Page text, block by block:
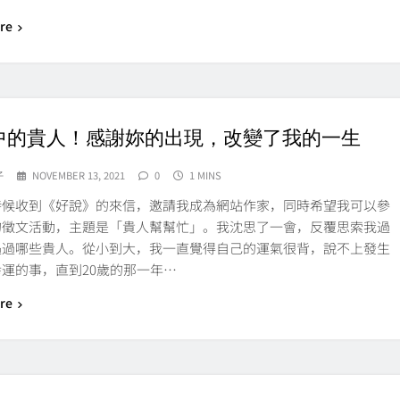
的貴人！感謝妳的出現，改變了我的一生
NOVEMBER 13, 2021 0 1 MINS
收到《好說》的來信，邀請我成為網站作家，同時希望我可以參
文活動，主題是「貴人幫幫忙」。我沈思了一會，反覆思索我過
哪些貴人。從小到大，我一直覺得自己的運氣很背，說不上發生
的事，直到20歲的那一年…